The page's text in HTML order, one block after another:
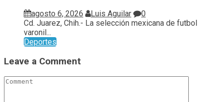
agosto 6, 2026 Luis Aguilar
0
Cd. Juarez, Chih.- La selección mexicana de futbol
varonil...
Deportes
Leave a Comment